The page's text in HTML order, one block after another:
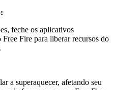
feche os aplicativos
Free Fire para liberar recursos do
a superaquecer, afetando seu